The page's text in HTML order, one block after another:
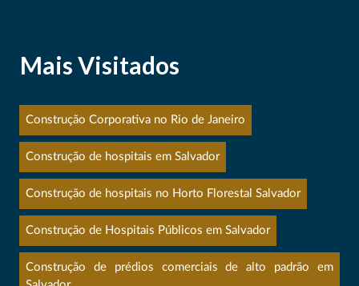
Mais Visitados
Construção Corporativa no Rio de Janeiro
Construção de hospitais em Salvador
Construção de hospitais no Horto Florestal Salvador
Construção de Hospitais Públicos em Salvador
Construção de prédios comerciais de alto padrão em